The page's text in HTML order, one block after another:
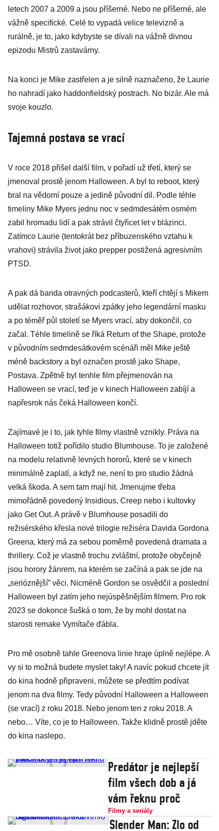
letech 2007 a 2009 a jsou příšerné. Nebo ne příšerné, ale
vážně specifické. Celé to vypadá velice televizně a
rurálně, je to, jako kdybyste se dívali na vážně divnou
epizodu Mistrů zastavárny.
Na konci je Mike zastřelen a je silně naznačeno, že Laurie
ho nahradí jako haddonfieldský postrach. No bizár. Ale má
svoje kouzlo.
Tajemná postava se vrací
V roce 2018 přišel další film, v pořadí už třetí, který se
jmenoval prostě jenom Halloween. A byl to reboot, který
bral na vědomí pouze a jedině původní díl. Podle téhle
timeliny Mike Myers jednu noc v sedmdesátém osmém
zabil hromadu lidí a pak strávil čtyřicet let v blázinci.
Zatímco Laurie (tentokrát bez příbuzenského vztahu k
vrahovi) strávila život jako prepper postižená agresivním
PTSD.
A pak dá banda otravných podcasterů, kteří chtějí s Mikem
udělat rozhovor, strašákovi zpátky jeho legendární masku
a po téměř půl století se Myers vrací, aby dokončil, co
začal. Téhle timelině se říká Return of the Shape, protože
v původním sedmdesátkovém scénáři měl Mike ještě
méně backstory a byl označen prostě jako Shape,
Postava. Zpětně byl tenhle film přejmenován na
Halloween se vrací, teď je v kinech Halloween zabíjí a
napřesrok nás čeká Halloween končí.
Zajímavé je i to, jak tyhle filmy vlastně vznikly. Práva na
Halloween totiž pořídilo studio Blumhouse. To je založené
na modelu relativně levných hororů, které se v kinech
minimálně zaplatí, a když ne, není to pro studio žádná
velká škoda. A sem tam mají hit. Jmenujme třeba
mimořádně povedený Insidious, Creep nebo i kultovky
jako Get Out. A právě v Blumhouse posadili do
režisérského křesla nové trilogie režiséra Davida Gordona
Greena, který má za sebou poměrně povedená dramata a
thrillery. Což je vlastně trochu zvláštní, protože obyčejně
jsou horory žánrem, na kterém se začíná a pak se jde na
„serióznější” věci. Nicméně Gordon se osvědčil a poslední
Halloween byl zatím jeho nejúspěšnějším filmem. Pro rok
2023 se dokonce šušká o tom, že by mohl dostat na
starosti remake Vymítače ďábla.
Pro mě osobně tahle Greenova linie hraje úplně nejlépe. A
vy si to možná budete myslet taky! A navíc pokud chcete jít
do kina hodně připraveni, můžete se předtím podívat
jenom na dva filmy. Tedy původní Halloween a Halloween
(se vrací) z roku 2018. Nebo jenom ten z roku 2018. A
nebo… Víte, co je to Halloween. Takže klidně prostě jděte
do kina naslepo.
Predátor je nejlepší
film všech dob a já
vám řeknu proč
Filmy a seriály
Slender Man: Zlo od